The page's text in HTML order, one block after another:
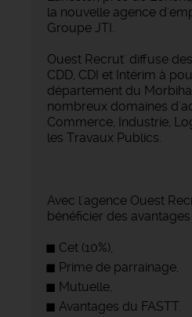
la nouvelle agence
Groupe JTI.
Ouest Recrut' diffuse
CDD, CDI et Intérim à
département du
nombreux domaines
Commerce, Industrie,
les Travaux Publics.
Avec l'agence Ouest
bénéficier des avantages
Cet (10%),
Prime de parrainage,
Mutuelle,
Avantages du FASTT.